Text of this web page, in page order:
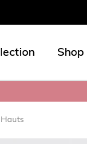
Hauts